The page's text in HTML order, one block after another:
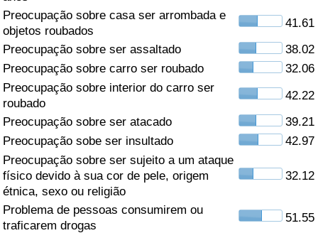
Preocupação sobre casa ser arrombada e
objetos roubados
41.61
Preocupação sobre ser assaltado
38.02
Preocupação sobre carro ser roubado
32.06
Preocupação sobre interior do carro ser
roubado
42.22
Preocupação sobre ser atacado
39.21
Preocupação sobe ser insultado
42.97
Preocupação sobre ser sujeito a um ataque
físico devido à sua cor de pele, origem
étnica, sexo ou religião
32.12
Problema de pessoas consumirem ou
traficarem drogas
51.55
Saúde
Indicador de Saúde (Atual)
Indicador de Saúde
Indicador de Saúde por País
Poluição
Indicador de Poluição (Atual)